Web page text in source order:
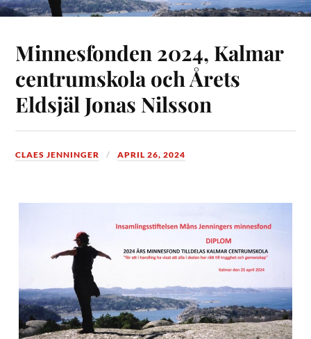
Minnesfonden 2024, Kalmar
centrumskola och Årets
Eldsjäl Jonas Nilsson
CLAES JENNINGER APRIL 26, 2024